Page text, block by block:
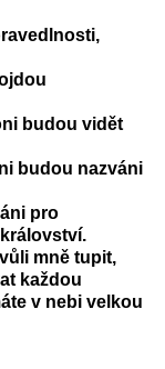
budou vidět
budou nazváni
pro
mně tupit,
každou
v nebi velkou